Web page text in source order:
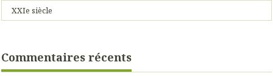
XXIe siècle
Commentaires récents